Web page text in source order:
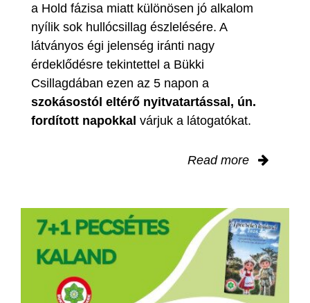
a Hold fázisa miatt különösen jó alkalom
nyílik sok hullócsillag észlelésére. A
látványos égi jelenség iránti nagy
érdeklődésre tekintettel a Bükki
Csillagdában ezen az 5 napon a
szokásostól eltérő nyitvatartással, ún.
fordított napokkal várjuk a látogatókat.
Read more